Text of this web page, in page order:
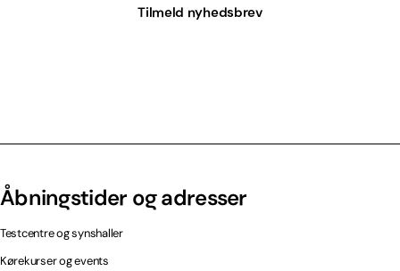
Tilmeld nyhedsbrev
Åbningstider og adresser
Testcentre og synshaller
Kørekurser og events